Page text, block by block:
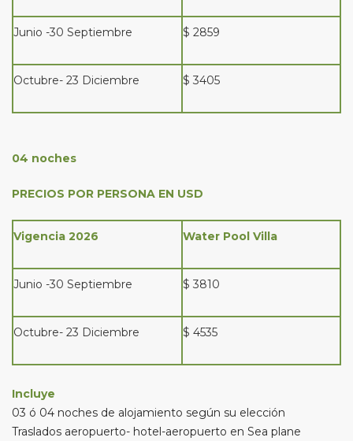
Junio -30 Septiembre $ 2859
Octubre- 23 Diciembre $ 3405
04 noches
PRECIOS POR PERSONA EN USD
Vigencia 2026 Water Pool Villa
Junio -30 Septiembre $ 3810
Octubre- 23 Diciembre $ 4535
Incluye
03 ó 04 noches de alojamiento según su elección
Traslados aeropuerto- hotel-aeropuerto en Sea plane